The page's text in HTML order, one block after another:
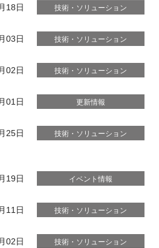
18日 技術・ソリューション
03日 技術・ソリューション
02日 技術・ソリューション
01日 更新情報
25日 技術・ソリューション
19日 イベント情報
11日 技術・ソリューション
02日 技術・ソリューション